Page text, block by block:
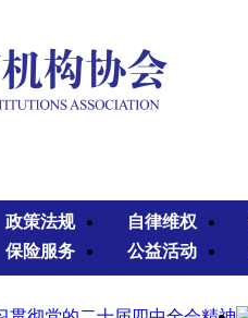
政策法规 自律维权
保险服务 公益活动